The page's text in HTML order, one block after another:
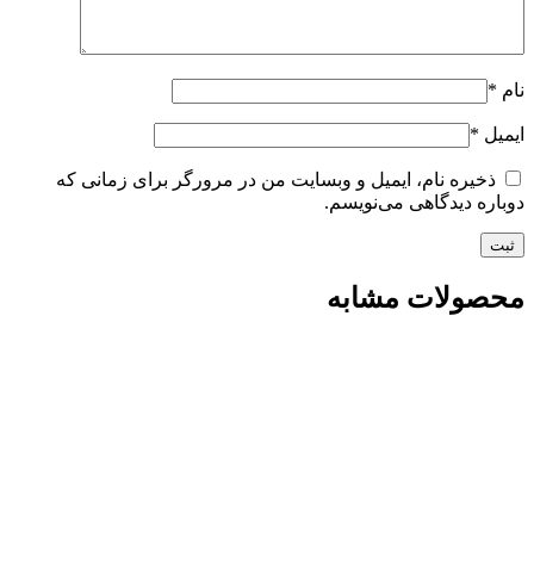
نام *
ایمیل *
ذخیره نام، ایمیل و وبسایت من در مرورگر برای زمانی که
دوباره دیدگاهی می‌نویسم.
محصولات مشابه